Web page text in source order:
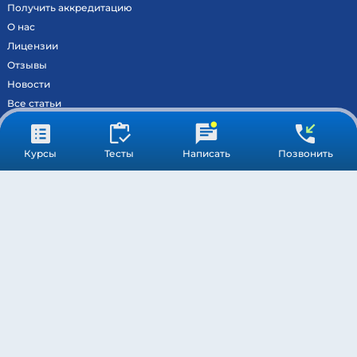
Курсы Тесты Написать Позвонить
Получить аккредитацию
О нас
Лицензии
Отзывы
Новости
Все статьи
Контакты
Вход на образовательный портал
Сведения